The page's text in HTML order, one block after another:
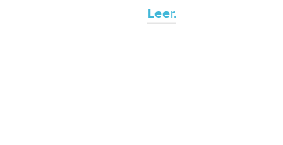
Leer.